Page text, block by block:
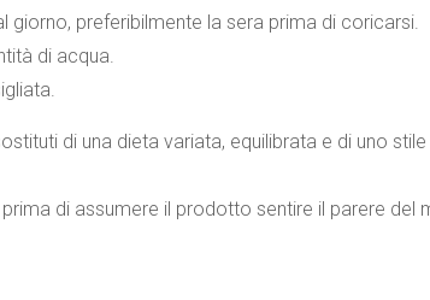
giorno, preferibilmente la sera prima di coricarsi.
di acqua.
di una dieta variata, equilibrata e di uno
di assumere il prodotto sentire il parere del